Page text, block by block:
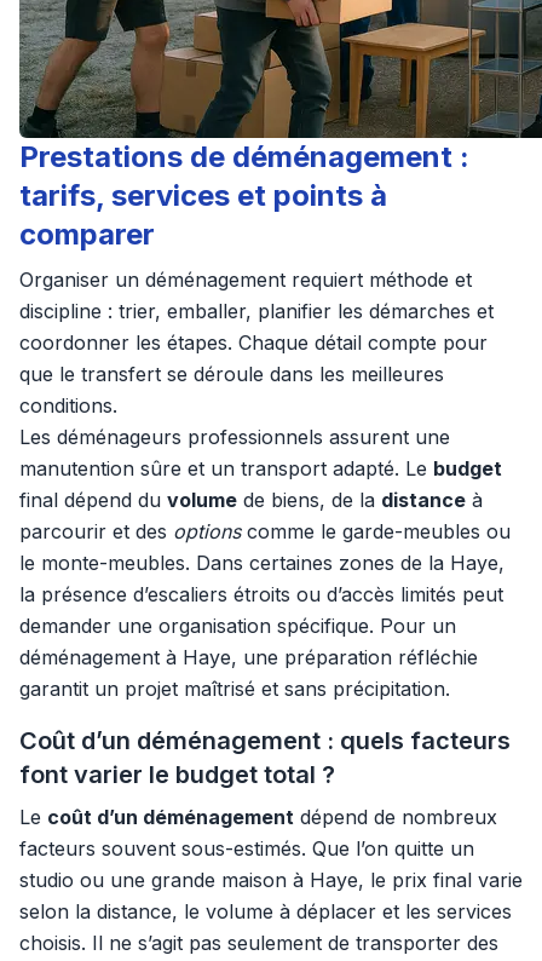
Prestations de déménagement :
tarifs, services et points à
comparer
Organiser un déménagement requiert méthode et
discipline : trier, emballer, planifier les démarches et
coordonner les étapes. Chaque détail compte pour
que le transfert se déroule dans les meilleures
conditions.
Les déménageurs professionnels assurent une
manutention sûre et un transport adapté. Le budget
final dépend du volume de biens, de la distance à
parcourir et des optionscomme le garde-meubles ou
le monte-meubles. Dans certaines zones de la Haye,
la présence d’escaliers étroits ou d’accès limités peut
demander une organisation spécifique. Pour un
déménagement à Haye, une préparation réfléchie
garantit un projet maîtrisé et sans précipitation.
Coût d’un déménagement : quels facteurs
font varier le budget total ?
Le coût d’un déménagement dépend de nombreux
facteurs souvent sous-estimés. Que l’on quitte un
studio ou une grande maison à Haye, le prix final varie
selon la distance, le volume à déplacer et les services
choisis. Il ne s’agit pas seulement de transporter des